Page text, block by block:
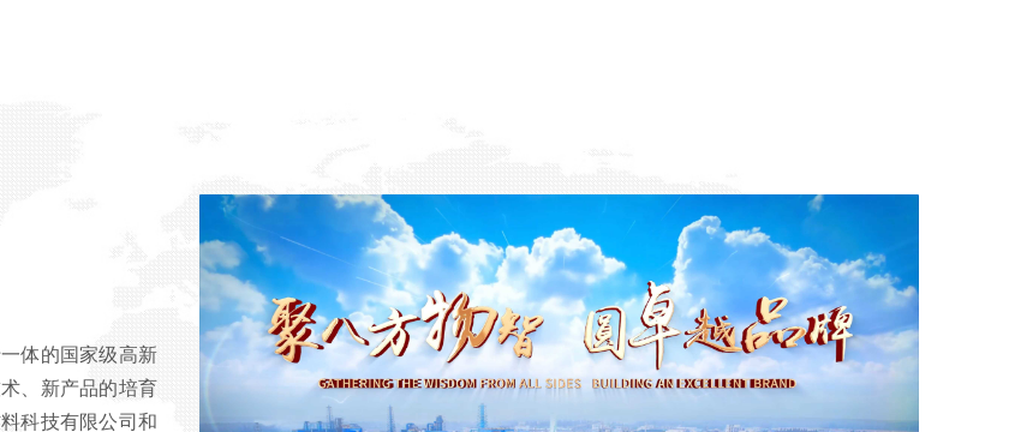
体的国家级高新
、新产品的培育
科技有限公司和